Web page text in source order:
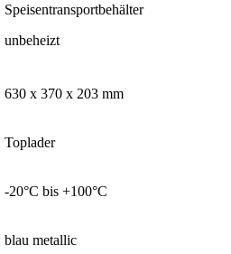
Speisentransportbehälter
unbeheizt
630 x 370 x 203 mm
Toplader
-20°C bis +100°C
blau metallic